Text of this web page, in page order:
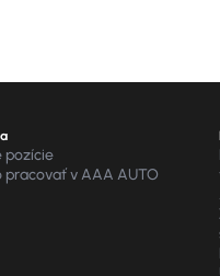
pozície
pracovať v AAA AUTO